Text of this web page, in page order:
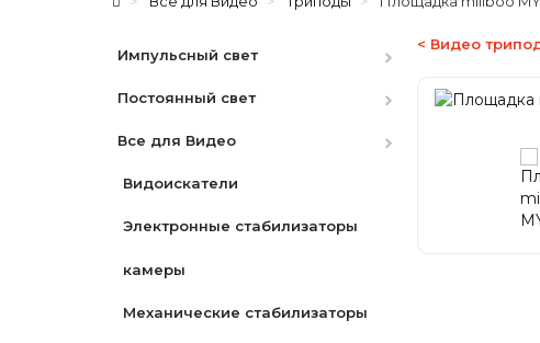
Импульсный свет
Студийные вспышки
Наборы
Аксессуары
Постоянный свет
HMI
LED студийный
Флуоресцентный
Кварцевый
Аксессуары
Все для Видео
Видоискатели
Электронные стабилизаторы
камеры
Механические стабилизаторы
< Видео